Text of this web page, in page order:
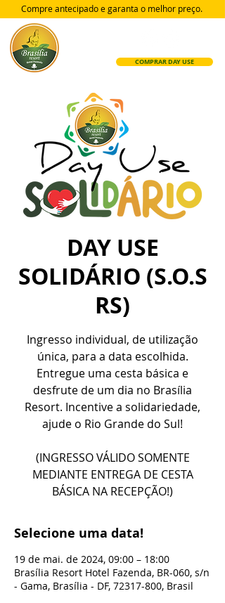
COMPRAR DAY USE
Compre antecipado e garanta o melhor preço.
DAY USE
SOLIDÁRIO (S.O.S
RS)
Ingresso individual, de utilização
única, para a data escolhida.
Entregue uma cesta básica e
desfrute de um dia no Brasília
Resort. Incentive a solidariedade,
ajude o Rio Grande do Sul!
(INGRESSO VÁLIDO SOMENTE
MEDIANTE ENTREGA DE CESTA
BÁSICA NA RECEPÇÃO!)
Selecione uma data!
19 de mai. de 2024, 09:00 – 18:00
Brasília Resort Hotel Fazenda, BR-060, s/n
- Gama, Brasília - DF, 72317-800, Brasil